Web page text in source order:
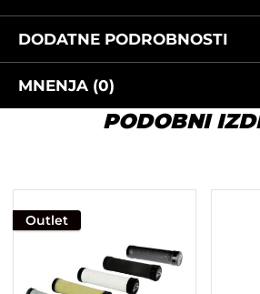
DODATNE PODROBNOSTI
MNENJA (0)
PODOBNI
Outlet